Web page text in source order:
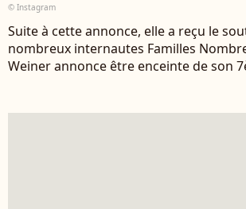
© Instagram
Suite à cette annonce, elle a reçu le
nombreux internautes Familles
Weiner annonce être enceinte de son